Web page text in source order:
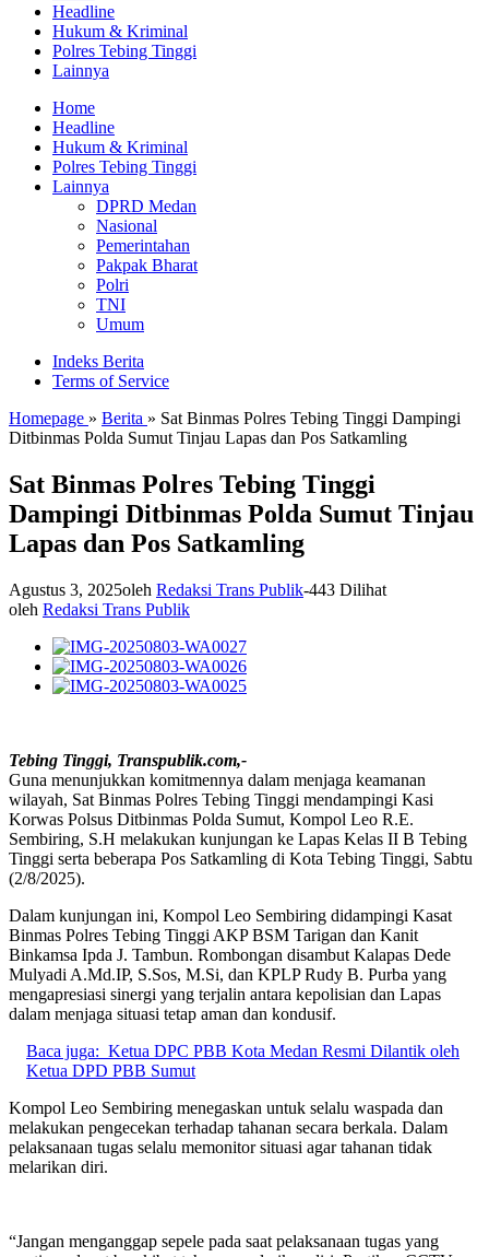
Headline
Hukum & Kriminal
Polres Tebing Tinggi
Lainnya
Home
Headline
Hukum & Kriminal
Polres Tebing Tinggi
Lainnya
DPRD Medan
Nasional
Pemerintahan
Pakpak Bharat
Polri
TNI
Umum
Indeks Berita
Terms of Service
Homepage » Berita » Sat Binmas Polres Tebing Tinggi Dampingi
Ditbinmas Polda Sumut Tinjau Lapas dan Pos Satkamling
Sat Binmas Polres Tebing Tinggi
Dampingi Ditbinmas Polda Sumut Tinjau
Lapas dan Pos Satkamling
Agustus 3, 2025oleh Redaksi Trans Publik-443 Dilihat
oleh Redaksi Trans Publik
Tebing Tinggi, Transpublik.com,-
Guna menunjukkan komitmennya dalam menjaga keamanan
wilayah, Sat Binmas Polres Tebing Tinggi mendampingi Kasi
Korwas Polsus Ditbinmas Polda Sumut, Kompol Leo R.E.
Sembiring, S.H melakukan kunjungan ke Lapas Kelas II B Tebing
Tinggi serta beberapa Pos Satkamling di Kota Tebing Tinggi, Sabtu
(2/8/2025).
Dalam kunjungan ini, Kompol Leo Sembiring didampingi Kasat
Binmas Polres Tebing Tinggi AKP BSM Tarigan dan Kanit
Binkamsa Ipda J. Tambun. Rombongan disambut Kalapas Dede
Mulyadi A.Md.IP, S.Sos, M.Si, dan KPLP Rudy B. Purba yang
mengapresiasi sinergi yang terjalin antara kepolisian dan Lapas
dalam menjaga situasi tetap aman dan kondusif.
Baca juga: Ketua DPC PBB Kota Medan Resmi Dilantik oleh
Ketua DPD PBB Sumut
Kompol Leo Sembiring menegaskan untuk selalu waspada dan
melakukan pengecekan terhadap tahanan secara berkala. Dalam
pelaksanaan tugas selalu memonitor situasi agar tahanan tidak
melarikan diri.
“Jangan menganggap sepele pada saat pelaksanaan tugas yang